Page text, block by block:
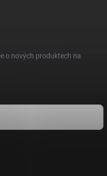
o nových produktech na